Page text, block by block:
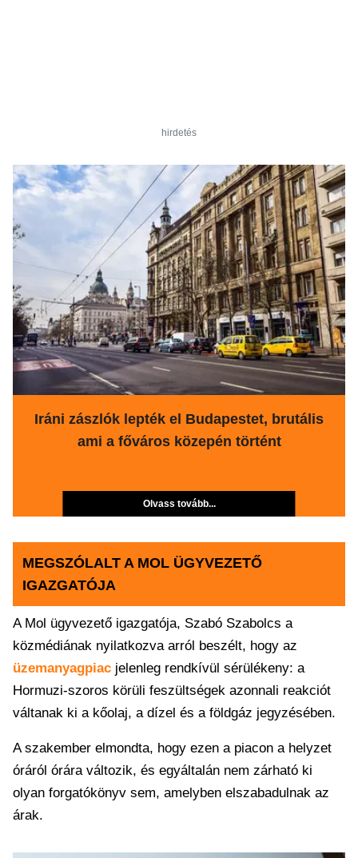
hirdetés
Iráni zászlók lepték el Budapestet, brutális
ami a főváros közepén történt
Olvass tovább...
MEGSZÓLALT A MOL ÜGYVEZETŐ
IGAZGATÓJA
A Mol ügyvezető igazgatója, Szabó Szabolcs a
közmédiának nyilatkozva arról beszélt, hogy az
üzemanyagpiac jelenleg rendkívül sérülékeny: a
Hormuzi-szoros körüli feszültségek azonnali reakciót
váltanak ki a kőolaj, a dízel és a földgáz jegyzésében.
A szakember elmondta, hogy ezen a piacon a helyzet
óráról órára változik, és egyáltalán nem zárható ki
olyan forgatókönyv sem, amelyben elszabadulnak az
árak.